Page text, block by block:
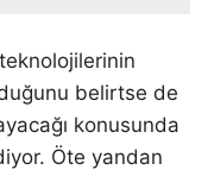
belirtse de
konusunda
Öte yandan